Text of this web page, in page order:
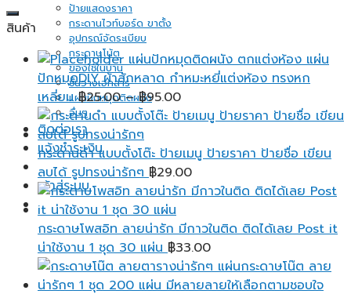
ป้ายแสดงราคา
กระดานไวท์บอร์ด ขาตั้ง
อุปกรณ์จัดระเบียบ
กระดาษโน้ต
ของใช้ในบ้าน
ชั้นวางเอกสาร
แผ่นปักหมุดติดผนัง
อื่นๆ
ติดต่อเรา
แจ้งชำระเงิน
เข้าสู่ระบบ
สินค้า
แผ่นปักหมุดติดผนัง ตกแต่งห้อง แผ่น
ปักหมุดDIY ผ้าสักหลาด กำหมะหยี่แต่งห้อง ทรงหก
เหลี่ยม ฿25.00 – ฿95.00Price
range:
through
฿95.00
กระดานดำ แบบตั้งโต๊ะ ป้ายเมนู ป้ายราคา ป้ายชื่อ เขียน
ลบได้ รูปทรงน่ารักๆ ฿29.00
กระดาษโพสอิท ลายน่ารัก มีกาวในติด ติดได้เลย Post it
น่าใช้งาน 1 ชุด 30 แผ่น ฿33.00